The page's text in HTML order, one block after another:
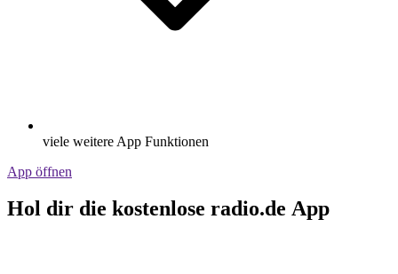
viele weitere App Funktionen
App öffnen
Hol dir die kostenlose radio.de App